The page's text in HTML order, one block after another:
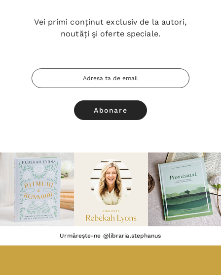
Vei primi conținut exclusiv de la autori,
noutăți şi oferte speciale.
Adresa
Email
Urmărește-ne @libraria.stephanus